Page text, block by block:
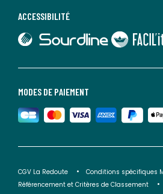
MODES DE PAIEMENT
ACCESSIBILITÉ
lien vers Sourdline
lien vers Faciliti
CGV La Redoute
Conditions spécifiques
Référencement et Critères de Classement